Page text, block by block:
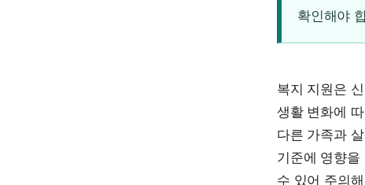
확인해야
복지 지원은
생활 변화에
다른 가족과
기준에 영향을
수 있어 주의